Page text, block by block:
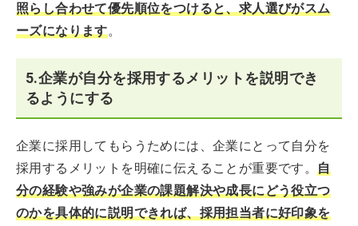
照らし合わせて優先順位をつけると、求人選びがスム
ーズになります。
5.企業が自分を採用するメリットを説明でき
るようにする
企業に採用してもらうためには、企業にとって自分を
採用するメリットを明確に伝えることが重要です。自
分の経験や強みが企業の課題解決や成長にどう役立つ
のかを具体的に説明できれば、採用担当者に好印象を